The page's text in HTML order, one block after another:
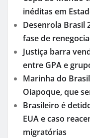
inéditas em
Desenrola Brasil
fase de
Justiça barra
entre GPA e
Marinha do
Oiapoque, que
Brasileiro é
EUA e caso
migratórias